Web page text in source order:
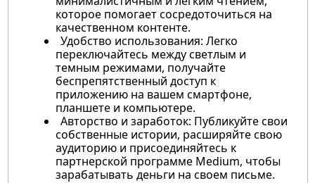
которое помогает сосредоточиться на
качественном контенте.
Удобство использования: Легко
переключайтесь между светлым и
темным режимами, получайте
беспрепятственный доступ к
приложению на вашем смартфоне,
планшете и компьютере.
Авторство и заработок: Публикуйте свои
собственные истории, расширяйте свою
аудиторию и присоединяйтесь к
партнерской программе Medium, чтобы
зарабатывать деньги на своем письме.